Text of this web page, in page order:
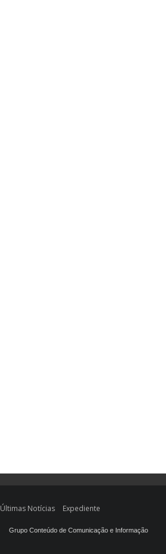
Últimas Notícias Expediente
Grupo Conteúdo de Comunicação e Informação